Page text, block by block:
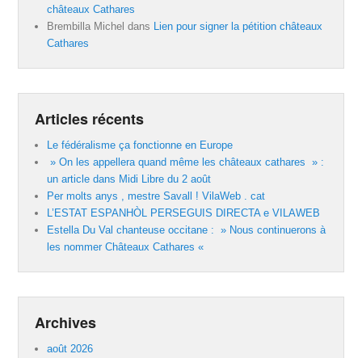
châteaux Cathares
Brembilla Michel dans Lien pour signer la pétition châteaux
Cathares
Articles récents
Le fédéralisme ça fonctionne en Europe
» On les appellera quand même les châteaux cathares » :
un article dans Midi Libre du 2 août
Per molts anys , mestre Savall ! VilaWeb . cat
L’ESTAT ESPANHÒL PERSEGUIS DIRECTA e VILAWEB
Estella Du Val chanteuse occitane : » Nous continuerons à
les nommer Châteaux Cathares «
Archives
août 2026